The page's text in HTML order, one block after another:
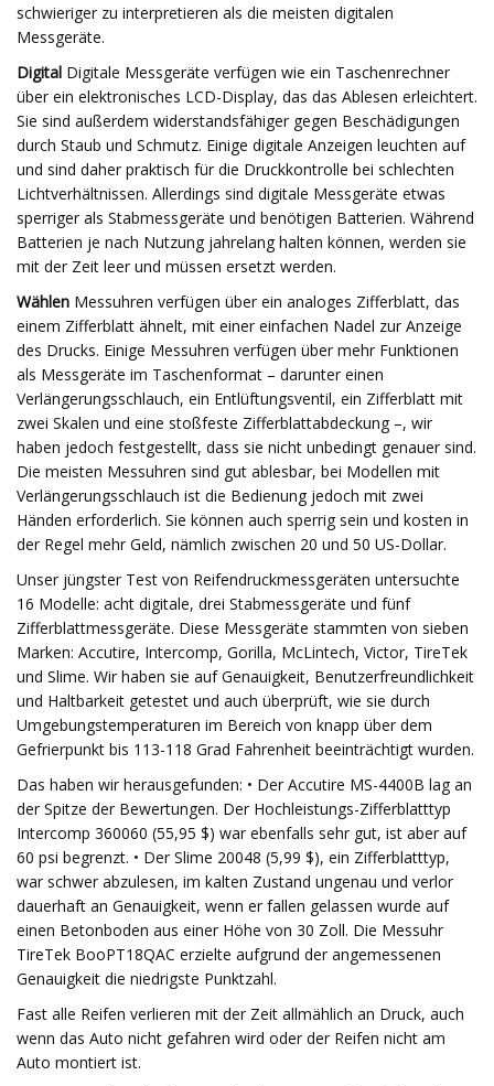
schwieriger zu interpretieren als die meisten digitalen
Messgeräte.
Digital Digitale Messgeräte verfügen wie ein Taschenrechner
über ein elektronisches LCD-Display, das das Ablesen erleichtert.
Sie sind außerdem widerstandsfähiger gegen Beschädigungen
durch Staub und Schmutz. Einige digitale Anzeigen leuchten auf
und sind daher praktisch für die Druckkontrolle bei schlechten
Lichtverhältnissen. Allerdings sind digitale Messgeräte etwas
sperriger als Stabmessgeräte und benötigen Batterien. Während
Batterien je nach Nutzung jahrelang halten können, werden sie
mit der Zeit leer und müssen ersetzt werden.
Wählen Messuhren verfügen über ein analoges Zifferblatt, das
einem Zifferblatt ähnelt, mit einer einfachen Nadel zur Anzeige
des Drucks. Einige Messuhren verfügen über mehr Funktionen
als Messgeräte im Taschenformat – darunter einen
Verlängerungsschlauch, ein Entlüftungsventil, ein Zifferblatt mit
zwei Skalen und eine stoßfeste Zifferblattabdeckung –, wir
haben jedoch festgestellt, dass sie nicht unbedingt genauer sind.
Die meisten Messuhren sind gut ablesbar, bei Modellen mit
Verlängerungsschlauch ist die Bedienung jedoch mit zwei
Händen erforderlich. Sie können auch sperrig sein und kosten in
der Regel mehr Geld, nämlich zwischen 20 und 50 US-Dollar.
Unser jüngster Test von Reifendruckmessgeräten untersuchte
16 Modelle: acht digitale, drei Stabmessgeräte und fünf
Zifferblattmessgeräte. Diese Messgeräte stammten von sieben
Marken: Accutire, Intercomp, Gorilla, McLintech, Victor, TireTek
und Slime. Wir haben sie auf Genauigkeit, Benutzerfreundlichkeit
und Haltbarkeit getestet und auch überprüft, wie sie durch
Umgebungstemperaturen im Bereich von knapp über dem
Gefrierpunkt bis 113-118 Grad Fahrenheit beeinträchtigt wurden.
Das haben wir herausgefunden: • Der Accutire MS-4400B lag an
der Spitze der Bewertungen. Der Hochleistungs-Zifferblatttyp
Intercomp 360060 (55,95 $) war ebenfalls sehr gut, ist aber auf
60 psi begrenzt. • Der Slime 20048 (5,99 $), ein Zifferblatttyp,
war schwer abzulesen, im kalten Zustand ungenau und verlor
dauerhaft an Genauigkeit, wenn er fallen gelassen wurde auf
einen Betonboden aus einer Höhe von 30 Zoll. Die Messuhr
TireTek BooPT18QAC erzielte aufgrund der angemessenen
Genauigkeit die niedrigste Punktzahl.
Fast alle Reifen verlieren mit der Zeit allmählich an Druck, auch
wenn das Auto nicht gefahren wird oder der Reifen nicht am
Auto montiert ist.